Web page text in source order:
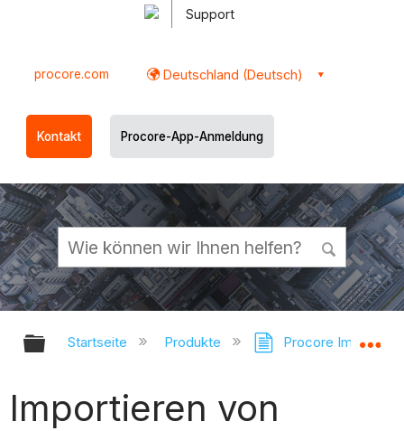
Support
procore.com Deutschland (Deutsch)
Kontakt Procore-App-Anmeldung
Globale Hierarchie auf- und
Startseite Produkte Procore Imports
Importieren von